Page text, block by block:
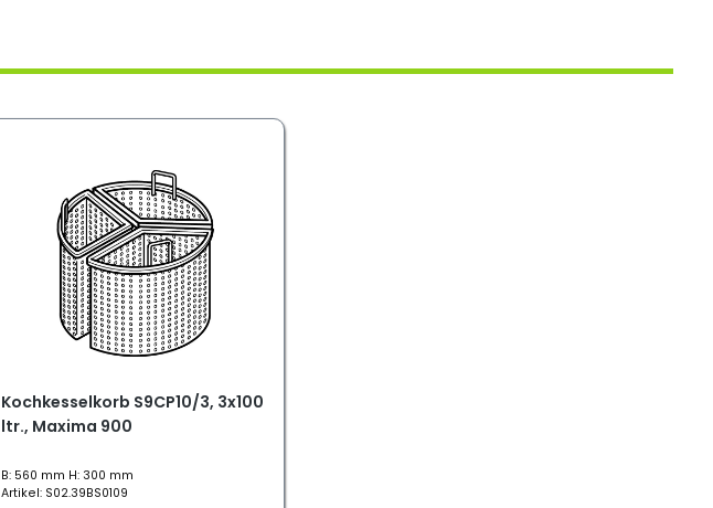
Kochkesselkorb S9CP10/3, 3x100
ltr., Maxima 900
B: 560 mm H: 300 mm
Artikel: S02.39BS0109